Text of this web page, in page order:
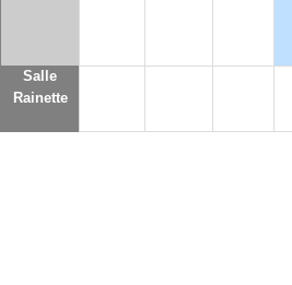
Salle
Rainette